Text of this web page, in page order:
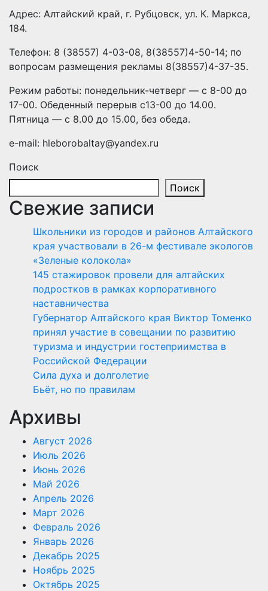
Адрес: Алтайский край, г. Рубцовск, ул. К. Маркса,
184.
Телефон: 8 (38557) 4-03-08, 8(38557)4-50-14; по
вопросам размещения рекламы 8(38557)4-37-35.
Режим работы: понедельник-четверг — с 8-00 до
17-00. Обеденный перерыв с13-00 до 14.00.
Пятница — с 8.00 до 15.00, без обеда.
e-mail: hleborobaltay@yandex.ru
Поиск
Поиск
Свежие записи
Школьники из городов и районов Алтайского
края участвовали в 26-м фестивале экологов
«Зеленые колокола»
145 стажировок провели для алтайских
подростков в рамках корпоративного
наставничества
Губернатор Алтайского края Виктор Томенко
принял участие в совещании по развитию
туризма и индустрии гостеприимства в
Российской Федерации
Сила духа и долголетие
Бьёт, но по правилам
Архивы
Август 2026
Июль 2026
Июнь 2026
Май 2026
Апрель 2026
Март 2026
Февраль 2026
Январь 2026
Декабрь 2025
Ноябрь 2025
Октябрь 2025